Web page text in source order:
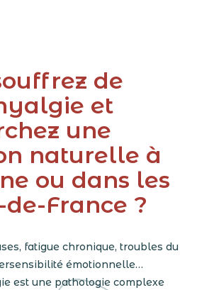
de
et
une
naturelle à
ou dans les
France ?
fatigue chronique, troubles du
émotionnelle…
est une pathologie complexe